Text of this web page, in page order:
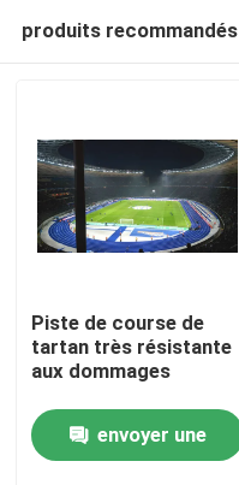
Accueil
Produits
Vidéos
produits recommandés
Piste de course de
tartan très résistante
aux dommages
envoyer une